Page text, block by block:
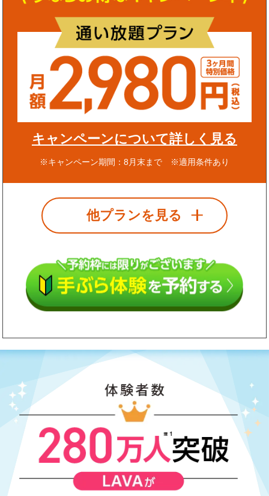
キャンペーンについて詳しく見る
※キャンペーン期間：8月末まで ※適用条件あり
他プランを見る